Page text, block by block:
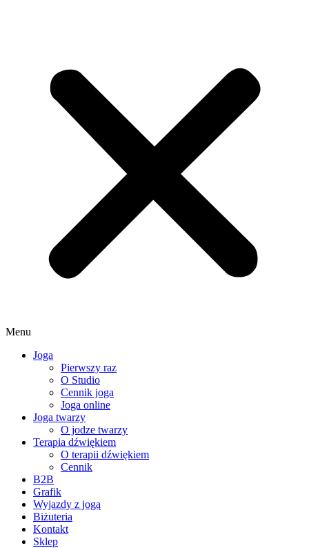
Menu
Joga
Pierwszy raz
O Studio
Cennik joga
Joga online
Joga twarzy
O jodze twarzy
Terapia dźwiękiem
O terapii dźwiękiem
Cennik
B2B
Grafik
Wyjazdy z jogą
Biżuteria
Kontakt
Sklep